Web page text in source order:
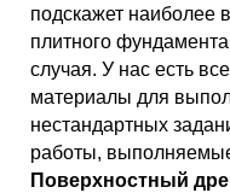
подскажет
плитного
случая. У нас есть
материалы для
нестандартных
работы,
Поверхностный